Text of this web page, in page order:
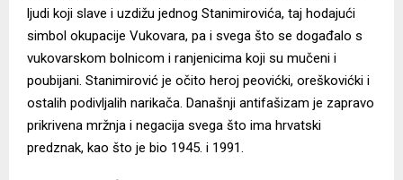
ljudi koji slave i uzdižu jednog Stanimirovića, taj hodajući
simbol okupacije Vukovara, pa i svega što se događalo s
vukovarskom bolnicom i ranjenicima koji su mučeni i
poubijani. Stanimirović je očito heroj peovićki, oreškovićki i
ostalih podivljalih narikača. Današnji antifašizam je zapravo
prikrivena mržnja i negacija svega što ima hrvatski
predznak, kao što je bio 1945. i 1991.